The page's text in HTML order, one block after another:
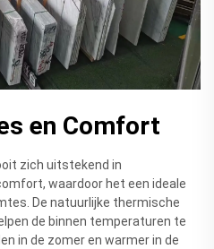
en Comfort
zich uitstekend in
waardoor het een ideale
De natuurlijke thermische
de binnen temperaturen te
in de zomer en warmer in de